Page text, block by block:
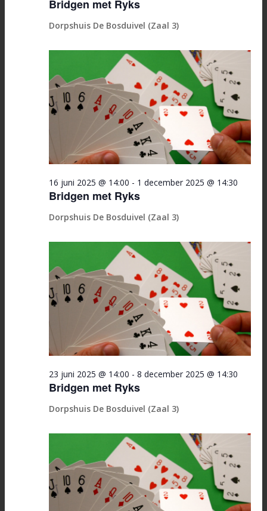
Bridgen met Ryks
Dorpshuis De Bosduivel (Zaal 3)
Bridgen met Ryks
16 juni 2025 @ 14:00 - 1 december 2025 @ 14:30
Dorpshuis De Bosduivel (Zaal 3)
Bridgen met Ryks
23 juni 2025 @ 14:00 - 8 december 2025 @ 14:30
Dorpshuis De Bosduivel (Zaal 3)